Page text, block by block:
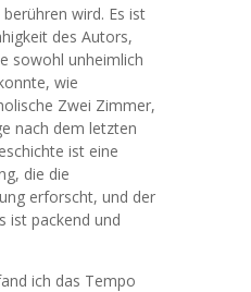
wird. Es ist
des Autors,
sowohl unheimlich
wie
Zwei Zimmer,
nach dem letzten
ist eine
die die
erforscht, und der
ist packend und
ich das Tempo